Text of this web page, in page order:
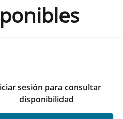
sesión para consultar
disponibilidad